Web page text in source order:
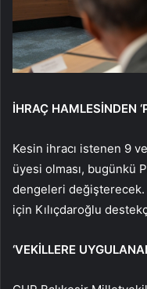
İHRAÇ HAMLESİNDEN
Kesin ihracı istenen 9
üyesi olması, bugünkü
dengeleri
için Kılıçdaroğlu
‘VEKİLLERE